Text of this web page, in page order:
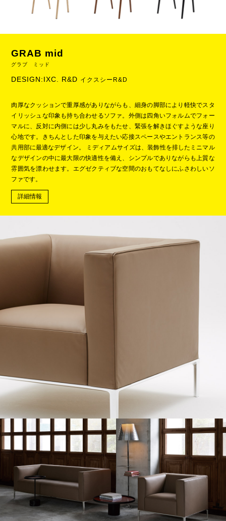
GRAB mid
グラブ ミッド
DESIGN:IXC. R&D イクスシーR&D
肉厚なクッションで重厚感がありながらも、細身の脚部により軽快でスタ
イリッシュな印象も持ち合わせるソファ。外側は四角いフォルムでフォー
マルに、反対に内側には少し丸みをもたせ、緊張を解きほぐすような座り
心地です。きちんとした印象を与えたい応接スペースやエントランス等の
共用部に最適なデザイン。 ミディアムサイズは、装飾性を排したミニマル
なデザインの中に最大限の快適性を備え、シンプルでありながらも上質な
雰囲気を漂わせます。エグゼクティブな空間のおもてなしにふさわしいソ
ファです。
詳細情報